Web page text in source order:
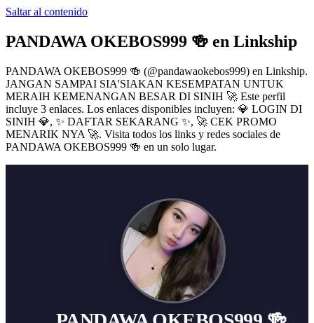
Saltar al contenido
PANDAWA OKEBOS999 🍻 en Linkship
PANDAWA OKEBOS999 🍻 (@pandawaokebos999) en Linkship.
JANGAN SAMPAI SIA'SIAKAN KESEMPATAN UNTUK
MERAIH KEMENANGAN BESAR DI SINIH 🚀 Este perfil
incluye 3 enlaces. Los enlaces disponibles incluyen: 💎 LOGIN DI
SINIH 💎, ✨ DAFTAR SEKARANG ✨, 🚀 CEK PROMO
MENARIK NYA 🚀. Visita todos los links y redes sociales de
PANDAWA OKEBOS999 🍻 en un solo lugar.